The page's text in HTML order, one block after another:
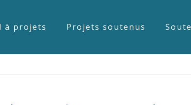
à projets Projets soutenus